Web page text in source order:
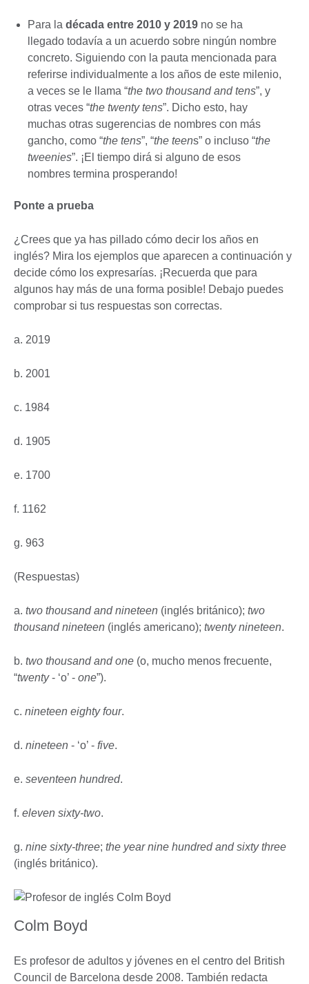
Para la década entre 2010 y 2019 no se ha
llegado todavía a un acuerdo sobre ningún nombre
concreto. Siguiendo con la pauta mencionada para
referirse individualmente a los años de este milenio,
a veces se le llama “the two thousand and tens”, y
otras veces “the twenty tens”. Dicho esto, hay
muchas otras sugerencias de nombres con más
gancho, como “the tens”, “the teens” o incluso “the
tweenies”. ¡El tiempo dirá si alguno de esos
nombres termina prosperando!
Ponte a prueba
¿Crees que ya has pillado cómo decir los años en
inglés? Mira los ejemplos que aparecen a continuación y
decide cómo los expresarías. ¡Recuerda que para
algunos hay más de una forma posible! Debajo puedes
comprobar si tus respuestas son correctas.
a. 2019
b. 2001
c. 1984
d. 1905
e. 1700
f. 1162
g. 963
(Respuestas)
a. two thousand and nineteen (inglés británico); two
thousand nineteen (inglés americano); twenty nineteen.
b. two thousand and one (o, mucho menos frecuente,
“twenty- ‘o’ - one”).
c. nineteen eighty four.
d. nineteen - ‘o’ - five.
e. seventeen hundred.
f. eleven sixty-two.
g. nine sixty-three; the year nine hundred and sixty three
(inglés británico).
Colm Boyd
Es profesor de adultos y jóvenes en el centro del British
Council de Barcelona desde 2008. También redacta